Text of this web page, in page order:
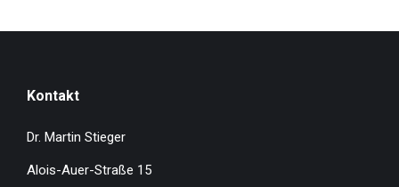
Kontakt
Dr. Martin Stieger
Alois-Auer-Straße 15